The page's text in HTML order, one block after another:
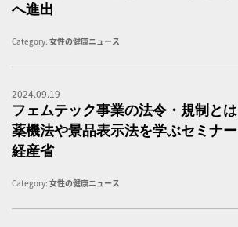
へ進出
Category: 女性の健康ニュース
2024.09.19
フェムテック事業の法令・規制とは
薬機法や景品表示法を学ぶセミナ
経産省
Category: 女性の健康ニュース